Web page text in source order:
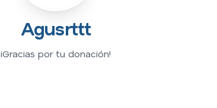
Agusrttt
¡Gracias por tu donación!